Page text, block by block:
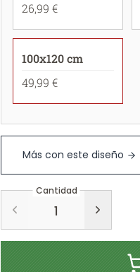
26,99 €
100x120 cm
49,99 €
Más con este diseño
Cantidad